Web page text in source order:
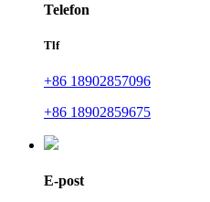
Telefon
Tlf
+86 18902857096
+86 18902859675
E-post